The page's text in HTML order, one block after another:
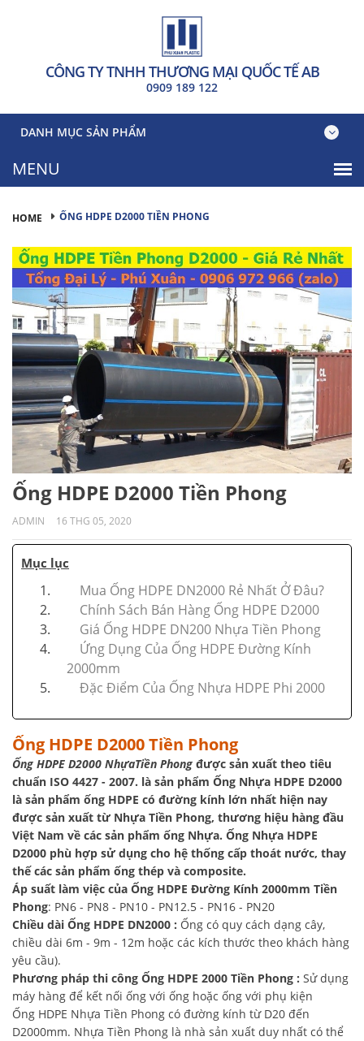
CÔNG TY TNHH THƯƠNG MẠI QUỐC TẾ AB
0909 189 122
DANH MỤC SẢN PHẨM
HOME ỐNG HDPE D2000 TIỀN PHONG
Ống HDPE D2000 Tiền Phong
ADMIN 16 THG 05, 2020
Mục lục
Mua Ống HDPE DN2000 Rẻ Nhất Ở Đâu?
Chính Sách Bán Hàng Ống HDPE D2000
Giá Ống HDPE DN200 Nhựa Tiền Phong
Ứng Dụng Của Ống HDPE Đường Kính
2000mm
Đặc Điểm Của Ống Nhựa HDPE Phi 2000
Ống HDPE D2000 Tiền Phong
Ống HDPE D2000 NhựaTiền Phong được sản xuất theo tiêu
chuẩn ISO 4427 - 2007. là sản phẩm Ống Nhựa HDPE D2000
là sản phẩm ống HDPE có đường kính lớn nhất hiện nay
được sản xuất từ Nhựa Tiền Phong, thương hiệu hàng đầu
Việt Nam về các sản phẩm ống Nhựa. Ống Nhựa HDPE
D2000 phù hợp sử dụng cho hệ thống cấp thoát nước, thay
thế các sản phẩm ống thép và composite.
Áp suất làm việc của Ống HDPE Đường Kính 2000mm Tiền
Phong: PN6 - PN8 - PN10 - PN12.5 - PN16 - PN20
Chiều dài Ống HDPE DN2000 : Ống có quy cách dạng cây,
chiều dài 6m - 9m - 12m hoặc các kích thước theo khách hàng
yêu cầu).
Phương pháp thi công Ống HDPE 2000 Tiền Phong : Sử dụng
máy hàng để kết nối ống với ống hoặc ống với phụ kiện
Ống HDPE Nhựa Tiền Phong có đường kính từ D20 đến
D2000mm. Nhựa Tiền Phong là nhà sản xuất duy nhất có thể